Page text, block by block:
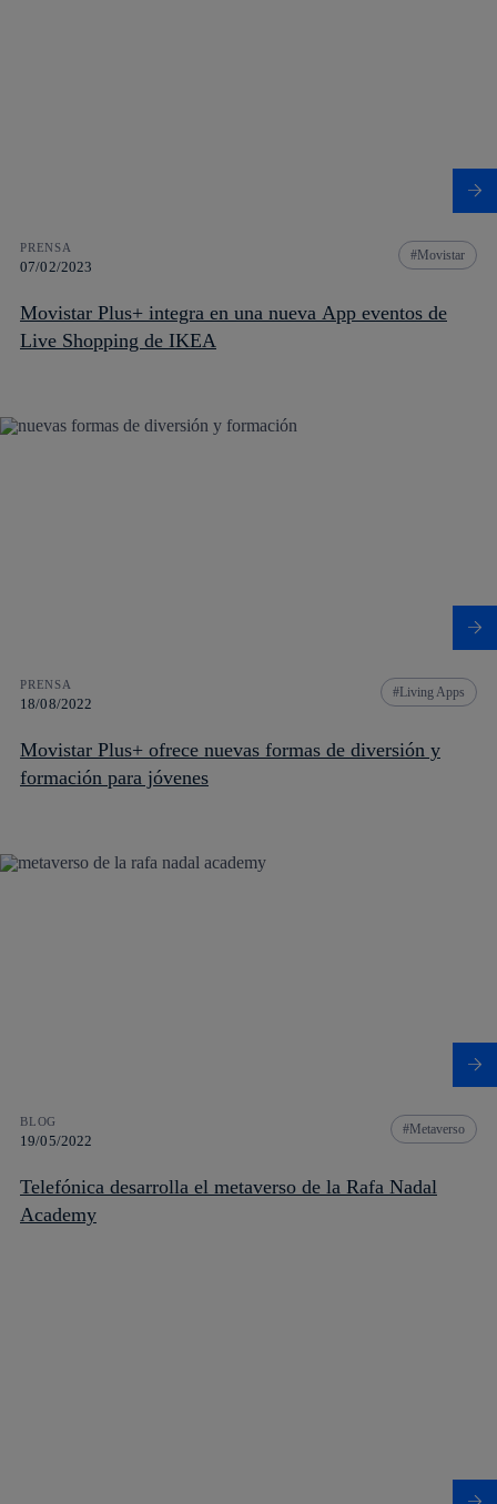
PRENSA
07/02/2023
Movistar
Movistar Plus+ integra en una nueva App eventos de
Live Shopping de IKEA
PRENSA
18/08/2022
Living Apps
Movistar Plus+ ofrece nuevas formas de diversión y
formación para jóvenes
BLOG
19/05/2022
Metaverso
Telefónica desarrolla el metaverso de la Rafa Nadal
Academy